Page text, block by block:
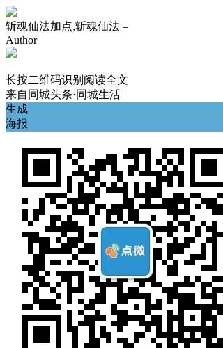
斩魂仙法加点,斩魂仙法 –
Author
长按二维码识别阅读全文
来自 同城头条·同城生活
生成
海报